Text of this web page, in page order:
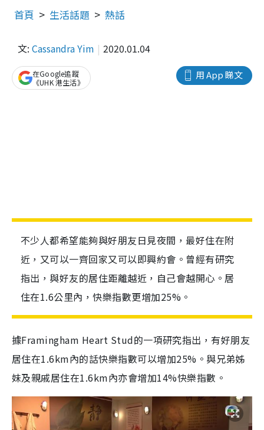
首頁 生活話題 熱話
文: Cassandra Yim 2020.01.04
用 App 睇文
在Google追蹤
《UHK 港生活》
不少人都希望能夠與好朋友日見夜間，最好住在附
近，又可以一齊回家又可以即興約會。曾經有研究
指出，與好友的居住距離越近，自己會越開心。居
住在1.6公里內，快樂指數更增加25%。
據Framingham Heart Stud的一項研究指出，有好朋友
居住在1.6km內的話快樂指數可以增加25%。與兄弟姊
妹及親戚居住在1.6km內亦會增加14%快樂指數。